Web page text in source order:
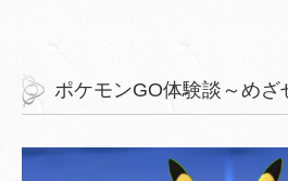
ポケモンGO体験談～めざ